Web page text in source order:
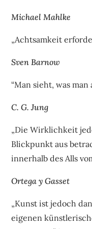
Michael Mahlke
„Achtsamkeit
Sven Barnow
“Man sieht, was man
C. G. Jung
„Die Wirklichkeit
Blickpunkt aus
innerhalb des Alls
Ortega y Gasset
„Kunst ist jedoch
eigenen